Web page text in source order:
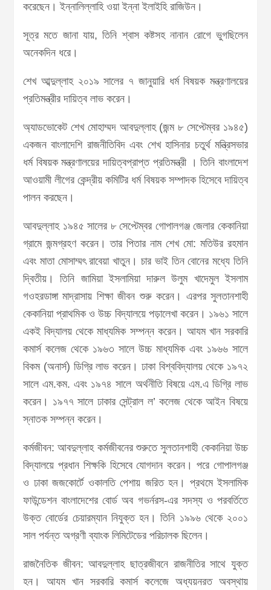
করেছেন। ইন্নালিল্লাহি ওয়া ইন্না ইলাইহি রাজিউন।
সূত্র মতে জানা যায়, তিনি শ্বাস কষ্টসহ নানান রোগে ভুগছিলেন
অনেকদিন ধরে।
শেখ আব্দুল্লাহ ২০১৯ সালের ৭ জানুয়ারি ধর্ম বিষয়ক মন্ত্রণালয়ের
প্রতিমন্ত্রীর দায়িত্ব লাভ করেন।
অ্যাডভোকেট শেখ মোহাম্মদ আবদুল্লাহ (জন্ম ৮ সেপ্টেম্বর ১৯৪৫)
একজন বাংলাদেশি রাজনীতিবিদ এবং শেখ হাসিনার চতুর্থ মন্ত্রিসভার
ধর্ম বিষয়ক মন্ত্রণালয়ের দায়িত্বপ্রাপ্ত প্রতিমন্ত্রী । তিনি বাংলাদেশ
আওয়ামী লীগের কেন্দ্রীয় কমিটির ধর্ম বিষয়ক সম্পাদক হিসেবে দায়িত্ব
পালন করছেন।
আবদুল্লাহ ১৯৪৫ সালের ৮ সেপ্টেম্বর গোপালগঞ্জ জেলার কেকানিয়া
গ্রামে জন্মগ্রহণ করেন। তার পিতার নাম শেখ মো: মতিউর রহমান
এবং মাতা মোসাম্মৎ রাবেয়া খাতুন। চার ভাই তিন বোনের মধ্যে তিনি
দ্বিতীয়। তিনি জামিয়া ইসলামিয়া দারুল উলুম খাদেমুল ইসলাম
গওহরডাঙ্গা মাদ্রাসায় শিক্ষা জীবন শুরু করেন। এরপর সুলতানশাহী
কেকানিয়া প্রাথমিক ও উচ্চ বিদ্যালয়ে পড়ালেখা করেন। ১৯৬১ সালে
একই বিদ্যালয় থেকে মাধ্যমিক সম্পন্ন করেন। আযম খান সরকারি
কমার্স কলেজ থেকে ১৯৬৩ সালে উচ্চ মাধ্যমিক এবং ১৯৬৬ সালে
বিকম (অনার্স) ডিগ্রি লাভ করেন। ঢাকা বিশ্ববিদ্যালয় থেকে ১৯৭২
সালে এম.কম. এবং ১৯৭৪ সালে অর্থনীতি বিষয়ে এম.এ ডিগ্রি লাভ
করেন। ১৯৭৭ সালে ঢাকার সেন্ট্রাল ল’ কলেজ থেকে আইন বিষয়ে
স্নাতক সম্পন্ন করেন।
কর্মজীবন: আবদুল্লাহ কর্মজীবনের শুরুতে সুলতানশাহী কেকানিয়া উচ্চ
বিদ্যালয়ে প্রধান শিক্ষকি হিসেবে যোগদান করেন। পরে গোপালগঞ্জ
ও ঢাকা জজকোর্টে ওকালতি পেশায় জরিত হন। প্রথমে ইসলামিক
ফাউন্ডেশন বাংলাদেশের বোর্ড অব গভর্নরস-এর সদস্য ও পরবর্তিতে
উক্ত বোর্ডের চেয়ারম্যান নিযুক্ত হন। তিনি ১৯৯৬ থেকে ২০০১
সাল পর্যন্ত অগ্রণী ব্যাংক লিমিটেডের পরিচালক ছিলেন।
রাজনৈতিক জীবন: আবদুল্লাহ ছাত্রজীবনে রাজনীতির সাথে যুক্ত
হন। আযম খান সরকারি কমার্স কলেজে অধ্যয়নরত অবস্থায়